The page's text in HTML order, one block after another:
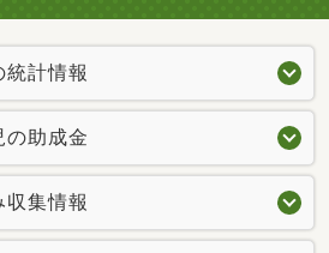
計情報
の助成金
集情報